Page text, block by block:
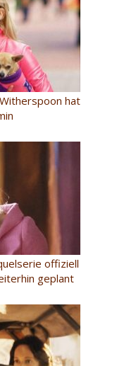
hat
offiziell
geplant